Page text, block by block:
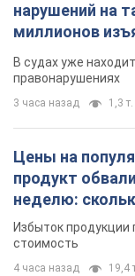
нарушений на
миллионов
В судах уже
правонарушениях
3 часа назад 1,3 т.
Цены на
продукт
неделю:
Избыток
стоимость
4 часа назад 19,4